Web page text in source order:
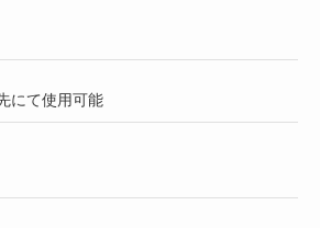
にて使用可能